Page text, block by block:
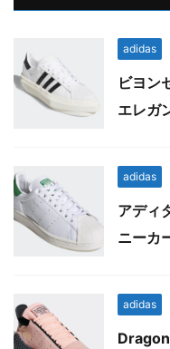
adidas
ビヨン
エレガ
adidas
アディ
ニーカ
adidas